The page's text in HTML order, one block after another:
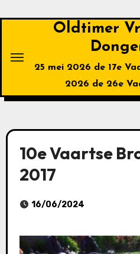
inhoud
Oldtimer
25 mei 2026 de 17e
2026 de 26e
10e Vaartse
2017
16/06/2024